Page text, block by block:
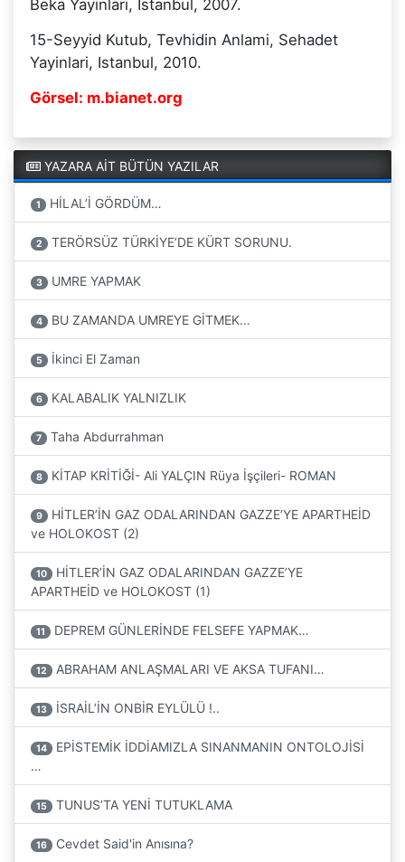
Beka Yayinlari, Istanbul, 2007.
15-Seyyid Kutub, Tevhidin Anlami, Sehadet
Yayinlari, Istanbul, 2010.
Görsel: m.bianet.org
YAZARA AİT BÜTÜN YAZILAR
1 HİLAL’İ GÖRDÜM…
2 TERÖRSÜZ TÜRKİYE’DE KÜRT SORUNU.
3 UMRE YAPMAK
4 BU ZAMANDA UMREYE GİTMEK…
5 İkinci El Zaman
6 KALABALIK YALNIZLIK
7 Taha Abdurrahman
8 KİTAP KRİTİĞİ- Ali YALÇIN Rüya İşçileri- ROMAN
9
HİTLER’İN GAZ ODALARINDAN GAZZE’YE APARTHEİD
ve HOLOKOST (2)
10
HİTLER’İN GAZ ODALARINDAN GAZZE’YE
APARTHEİD ve HOLOKOST (1)
11 DEPREM GÜNLERİNDE FELSEFE YAPMAK…
12 ABRAHAM ANLAŞMALARI VE AKSA TUFANI…
13 İSRAİL’İN ONBİR EYLÜLÜ !..
14
EPİSTEMİK İDDİAMIZLA SINANMANIN ONTOLOJİSİ
…
15 TUNUS’TA YENİ TUTUKLAMA
16 Cevdet Said'in Anısına?